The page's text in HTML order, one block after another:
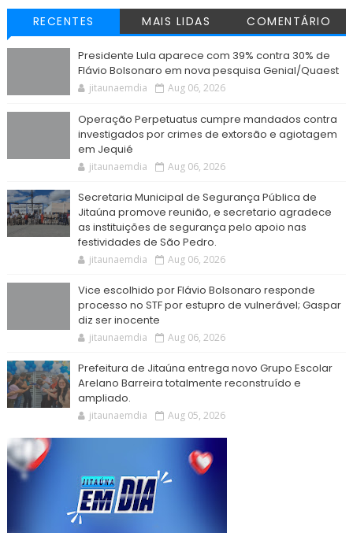
RECENTES MAIS LIDAS COMENTÁRIO
Presidente Lula aparece com 39% contra 30% de
Flávio Bolsonaro em nova pesquisa Genial/Quaest
jitaunaemdia Aug 06, 2026
Operação Perpetuatus cumpre mandados contra
investigados por crimes de extorsão e agiotagem
em Jequié
jitaunaemdia Aug 06, 2026
Secretaria Municipal de Segurança Pública de
Jitaúna promove reunião, e secretario agradece
as instituições de segurança pelo apoio nas
festividades de São Pedro.
jitaunaemdia Aug 06, 2026
Vice escolhido por Flávio Bolsonaro responde
processo no STF por estupro de vulnerável; Gaspar
diz ser inocente
jitaunaemdia Aug 06, 2026
Prefeitura de Jitaúna entrega novo Grupo Escolar
Arelano Barreira totalmente reconstruído e
ampliado.
jitaunaemdia Aug 05, 2026